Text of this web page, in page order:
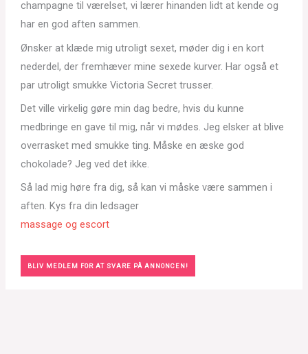
champagne til værelset, vi lærer hinanden lidt at kende og
har en god aften sammen.
Ønsker at klæde mig utroligt sexet, møder dig i en kort
nederdel, der fremhæver mine sexede kurver. Har også et
par utroligt smukke Victoria Secret trusser.
Det ville virkelig gøre min dag bedre, hvis du kunne
medbringe en gave til mig, når vi mødes. Jeg elsker at blive
overrasket med smukke ting. Måske en æske god
chokolade? Jeg ved det ikke.
Så lad mig høre fra dig, så kan vi måske være sammen i
aften. Kys fra din ledsager
massage og escort
BLIV MEDLEM FOR AT SVARE PÅ ANNONCEN!